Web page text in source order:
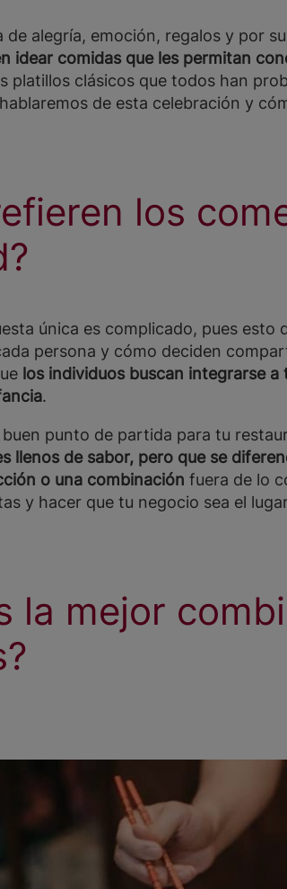
de alegría, emoción, regalos y por
idear comidas que les permitan
platillos clásicos que todos han
hablaremos de esta celebración y
los
única es complicado, pues
persona y cómo deciden
los individuos buscan integrarse
.
buen punto de partida para tu
llenos de sabor, pero que se
o una combinación fuera de lo
y hacer que tu negocio sea el
la mejor